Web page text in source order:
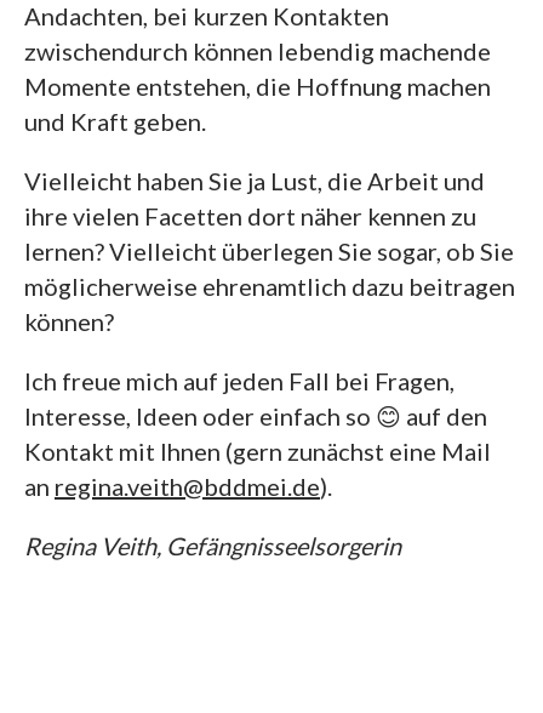
Andachten, bei kurzen Kontakten
zwischendurch können lebendig machende
Momente entstehen, die Hoffnung machen
und Kraft geben.
Vielleicht haben Sie ja Lust, die Arbeit und
ihre vielen Facetten dort näher kennen zu
lernen? Vielleicht überlegen Sie sogar, ob Sie
möglicherweise ehrenamtlich dazu beitragen
können?
Ich freue mich auf jeden Fall bei Fragen,
Interesse, Ideen oder einfach so 😊 auf den
Kontakt mit Ihnen (gern zunächst eine Mail
an regina.veith@bddmei.de).
Regina Veith, Gefängnisseelsorgerin